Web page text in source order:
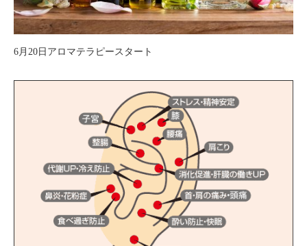
6月20日アロマテラピースタート